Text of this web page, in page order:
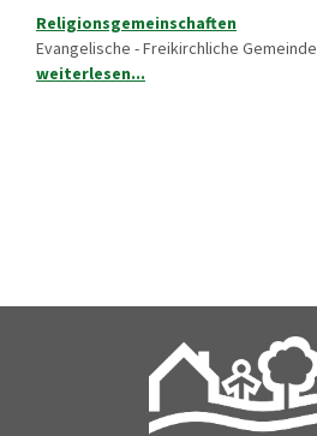
Religionsgemeinschaften
Evangelische - Freikirchliche
weiterlesen...